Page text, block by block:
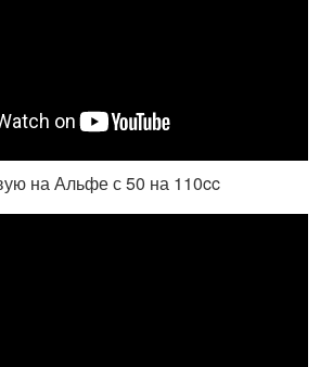
на Альфе с 50 на 110cc